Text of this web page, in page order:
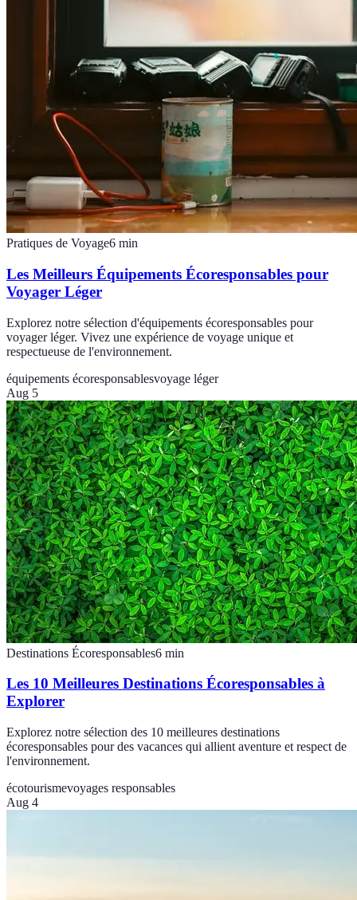
Pratiques de Voyage6 min
Les Meilleurs Équipements Écoresponsables pour
Voyager Léger
Explorez notre sélection d'équipements écoresponsables pour
voyager léger. Vivez une expérience de voyage unique et
respectueuse de l'environnement.
équipements écoresponsablesvoyage léger
Aug 5
Destinations Écoresponsables6 min
Les 10 Meilleures Destinations Écoresponsables à
Explorer
Explorez notre sélection des 10 meilleures destinations
écoresponsables pour des vacances qui allient aventure et respect de
l'environnement.
écotourismevoyages responsables
Aug 4